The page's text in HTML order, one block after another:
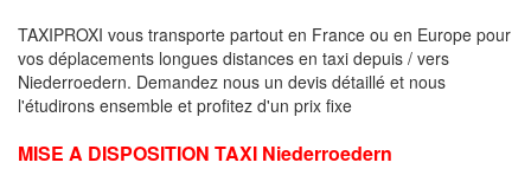
TAXIPROXI vous transporte partout en France ou en Europe pour
vos déplacements longues distances en taxi depuis / vers
Niederroedern. Demandez nous un devis détaillé et nous
l'étudirons ensemble et profitez d'un prix fixe
MISE A DISPOSITION TAXI Niederroedern